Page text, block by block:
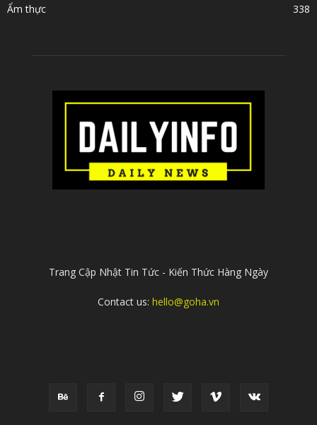
Ẩm thực
338
Trang Cập Nhật Tin Tức - Kiến Thức Hàng Ngày
Contact us: hello@goha.vn